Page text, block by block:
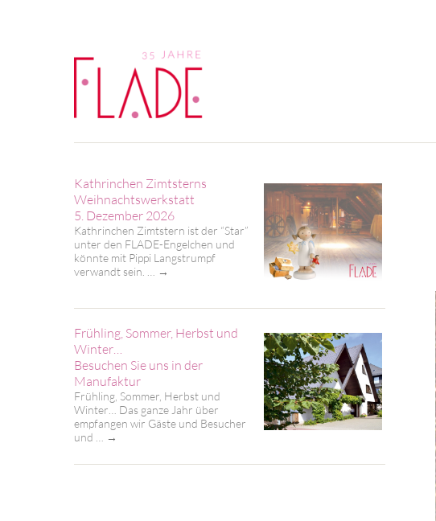
Kathrinchen Zimtsterns
Weihnachtswerkstatt
5. Dezember 2026
Kathrinchen Zimtstern ist der “Star”
unter den FLADE-Engelchen und
könnte mit Pippi Langstrumpf
verwandt sein. …
→
Frühling, Sommer, Herbst und
Winter…
Besuchen Sie uns in der
Manufaktur
Frühling, Sommer, Herbst und
Winter… Das ganze Jahr über
empfangen wir Gäste und Besucher
und …
→